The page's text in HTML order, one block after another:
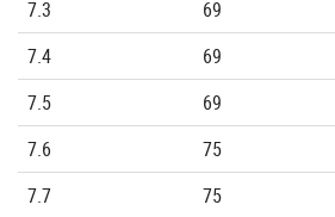
7.3
69
7.4
69
7.5
69
7.6
75
7.7
75